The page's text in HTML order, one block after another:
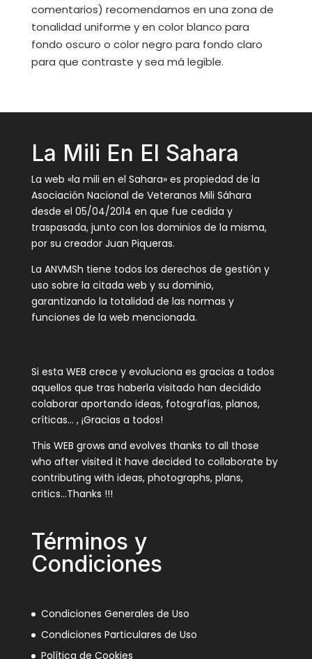
comentarios) recomendamos en una zona de
tonalidad uniforme y en color blanco para
fondo oscuro o color negro para fondo claro
para que contraste y sea má legible.
La Mili En El Sahara
La web «la mili en el Sahara» es propiedad de la
Asociación Nacional de Veteranos Mili Sáhara
desde el 05/04/2014 en que fue cedida y
traspasada, junto con los dominios de la misma,
por su creador Juan Piqueras.
La ANVMSh tiene todos los derechos de gestión y
uso sobre la citada web y su dominio,
garantizando la totalidad de las normas y
funciones de la web mencionada.
Si esta WEB crece y evoluciona es gracias a todos
aquellos que tras haberla visitado han decidido
colaborar aportando ideas, fotografías, planos,
críticas… , ¡Gracias a todos!
This WEB grows and evolves thanks to all those
who after visited it have decided to collaborate by
contributing with ideas, photographs, plans,
critics…Thanks !!!
Términos y
Condiciones
Condiciones Generales de Uso
Condiciones Particulares de Uso
Política de Cookies